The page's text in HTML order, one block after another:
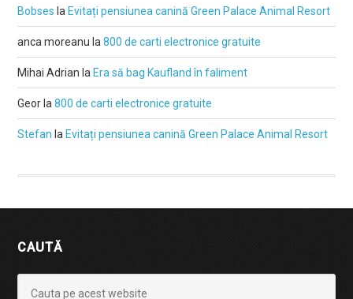
Bobses la Evitați pensiunea canină Green Palace Animal Resort
anca moreanu la800 de carti electronice gratuite
Mihai Adrian la Era să bag Kaufland în faliment
Geor la800 de carti electronice gratuite
Stefan la Evitați pensiunea canină Green Palace Animal Resort
CAUTĂ